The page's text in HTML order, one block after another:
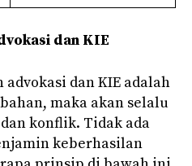
dan KIE
advokasi dan KIE adalah
maka akan selalu
konflik. Tidak ada
keberhasilan